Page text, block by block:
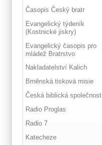
Časopis Český bratr
Evangelický týdeník
(Kostnické jiskry)
Evangelický časopis pro
mládež Bratrstvo
Nakladatelství Kalich
Brněnská tisková misie
Česká biblická společnost
Radio Proglas
Radio 7
Katecheze